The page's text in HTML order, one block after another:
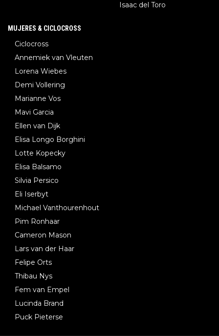
Isaac del Toro
MUJERES & CICLOCROSS
Ciclocross
Annemiek van Vleuten
Lorena Wiebes
Demi Vollering
Marianne Vos
Mavi Garcia
Ellen van Dijk
Elisa Longo Borghini
Lotte Kopecky
Elisa Balsamo
Silvia Persico
Eli Iserbyt
Michael Vanthourenhout
Pim Ronhaar
Cameron Mason
Lars van der Haar
Felipe Orts
Thibau Nys
Fem van Empel
Lucinda Brand
Puck Pieterse